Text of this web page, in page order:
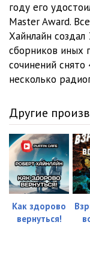
04_04_Долгая
05_01_Однажды
05_02_Однажды
05_03_Однажды
05_04_Однажды
05_05_Однажды
05_06_Однажды
05_07_Однажды
году его
Master Award.
Хайнлайн создал
сборников иных
сочинений снято
несколько
Другие
Как здорово
вернуться!